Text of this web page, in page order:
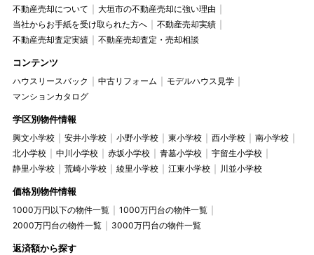
不動産売却について
大垣市の不動産売却に強い理由
当社からお手紙を受け取られた方へ
不動産売却実績
不動産売却査定実績
不動産売却査定・売却相談
コンテンツ
ハウスリースバック 中古リフォーム
モデルハウス見学
マンションカタログ
学区別物件情報
興文小学校 安井小学校 小野小学校 東小学校 西小学校
南小学校
北小学校
中川小学校 赤坂小学校 青墓小学校
宇留生小学校
静里小学校
荒崎小学校 綾里小学校 江東小学校 川並小学校
価格別物件情報
1000万円以下の物件一覧
1000万円台の物件一覧
2000万円台の物件一覧
3000万円台の物件一覧
返済額から探す